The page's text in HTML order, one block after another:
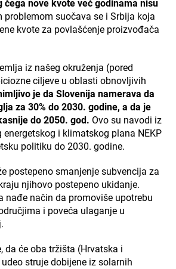
čega nove kvote već godinama nisu
problemom suočava se i Srbija koja
kvote za povlašćenje proizvođača
iz našeg okruženja (pored
ciljeve u oblasti obnovljivih
je da Slovenija namerava da
za 30% do 2030. godine, a da je
do 2050. god. Ovo su navodi iz
i klimatskog plana NEKP
politiku do 2030. godine.
postepeno smanjenje subvencija za
njihovo postepeno ukidanje.
nađe način da promoviše upotrebu
i poveća ulaganje u
da će oba tržišta (Hrvatska i
struje dobijene iz solarnih